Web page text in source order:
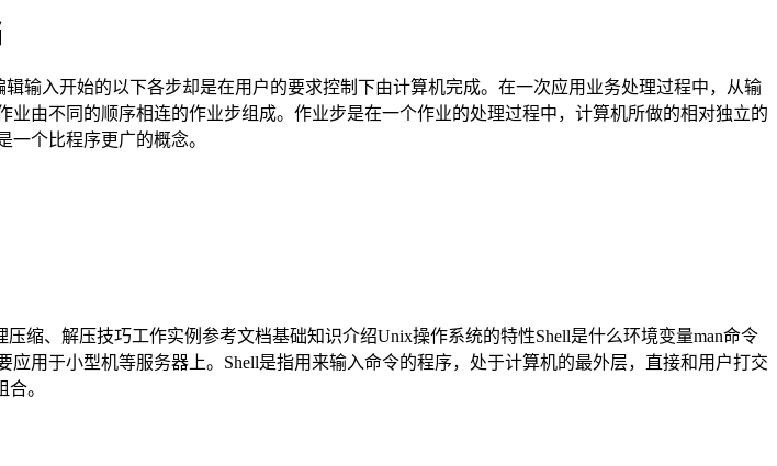
输入开始的以下各步却是在用户的要求控制下由计算机完成。在一次应用业务处理过程中，从输
由不同的顺序相连的作业步组成。作业步是在一个作业的处理过程中，计算机所做的相对独立的
个比程序更广的概念。
缩、解压技巧工作实例参考文档基础知识介绍Unix操作系统的特性Shell是什么环境变量man命令
用于小型机等服务器上。Shell是指用来输入命令的程序，处于计算机的最外层，直接和用户打交
。